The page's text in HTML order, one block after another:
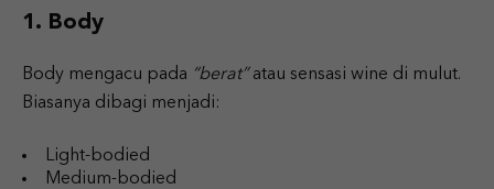
1. Body
Body mengacu pada “berat”atau sensasi wine di mulut.
Biasanya dibagi menjadi:
Light-bodied
Medium-bodied